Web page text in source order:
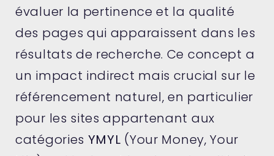
évaluer la pertinence et la qualité
des pages qui apparaissent dans les
résultats de recherche. Ce concept a
un impact indirect mais crucial sur le
référencement naturel, en particulier
pour les sites appartenant aux
catégories YMYL (Your Money, Your